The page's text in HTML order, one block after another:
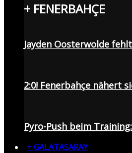
+ FENERBAHÇE
Jayden Oosterwolde
2:0! Fenerbahçe nähert
Pyro-Push beim
+ GALATASARAY